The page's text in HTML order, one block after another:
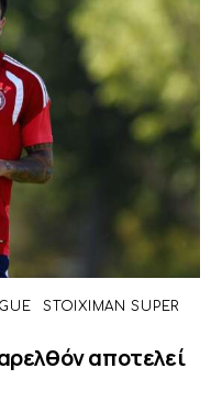
STOIXIMAN SUPER
αποτελεί